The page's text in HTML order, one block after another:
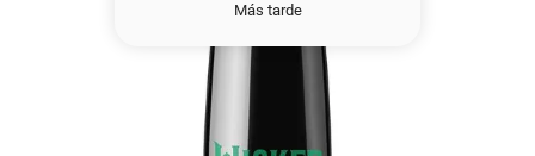
Más tarde